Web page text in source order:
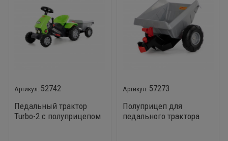
52742
Педальный трактор
Turbo-2 с полуприцепом
57273
Полуприцеп для
педального трактора